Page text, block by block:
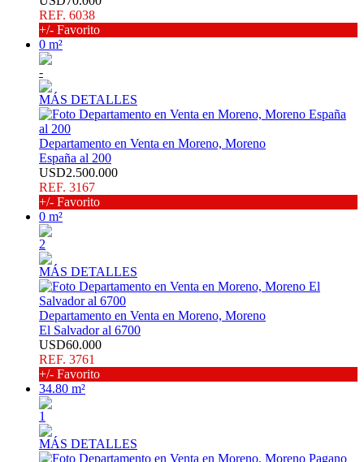
REF. 6038
+/- Favorito
0 m²
-
MÁS DETALLES
Departamento en Venta en Moreno, Moreno
España al 200
USD2.500.000
REF. 3167
+/- Favorito
0 m²
2
MÁS DETALLES
Departamento en Venta en Moreno, Moreno
El Salvador al 6700
USD60.000
REF. 3761
+/- Favorito
34.80 m²
1
MÁS DETALLES